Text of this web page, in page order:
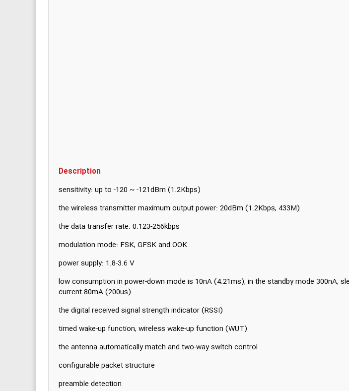
Description
sensitivity: up to -120 ~ -121dBm (1.2Kbps)
the wireless transmitter maximum output power: 20dBm (1.2Kbps, 433M)
the data transfer rate: 0.123-256kbps
modulation mode: FSK, GFSK and OOK
low consumption in power-down mode is 10nA (4.21ms), in the standby mode 300nA,
current 80mA (200us)
the digital received signal strength indicator (RSSI)
timed wake-up function, wireless wake-up function (WUT)
the antenna automatically match and two-way switch control
configurable packet structure
preamble detection